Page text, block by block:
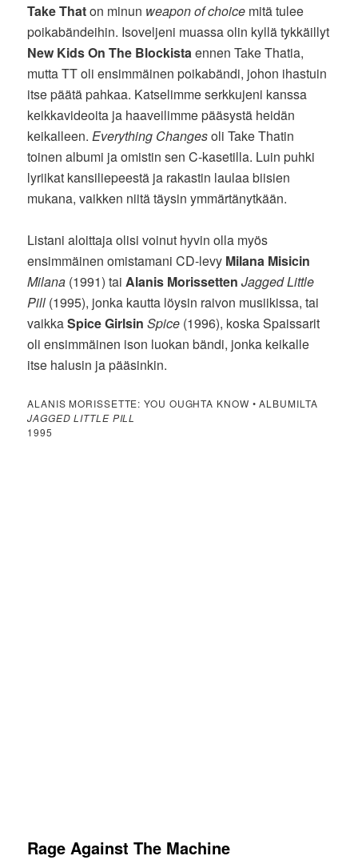
Take Thaton minun weapon of choice mitä tulee
poikabändeihin. Isoveljeni muassa olin kyllä tykkäillyt
New Kids On The Blockista ennen Take Thatia,
mutta TT oli ensimmäinen poikabändi, johon ihastuin
itse päätä pahkaa. Katselimme serkkujeni kanssa
keikkavideoita ja haaveilimme pääsystä heidän
keikalleen. Everything Changesoli Take Thatin
toinen albumi ja omistin sen C-kasetilla. Luin puhki
lyriikat kansiliepeestä ja rakastin laulaa biisien
mukana, vaikken niitä täysin ymmärtänytkään.
Listani aloittaja olisi voinut hyvin olla myös
ensimmäinen omistamani CD-levy Milana Misicin
Milana (1991) tai Alanis Morissetten Jagged Little
Pill (1995), jonka kautta löysin raivon musiikissa, tai
vaikkaSpice Girlsin Spice (1996), koska Spaissarit
oli ensimmäinen ison luokan bändi, jonka keikalle
itse halusin ja pääsinkin.
ALANIS MORISSETTE: YOU OUGHTA KNOW • ALBUMILTA
JAGGED LITTLE PILL
1995
Rage Against The Machine